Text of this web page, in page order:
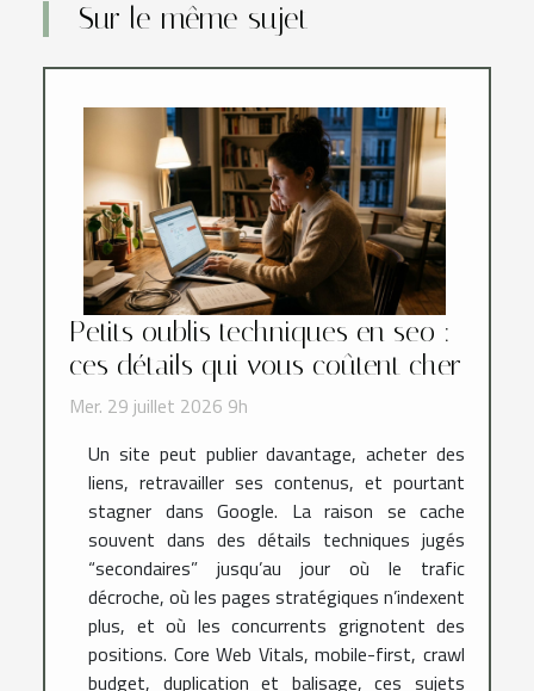
Sur le même sujet
Petits oublis techniques en seo :
ces détails qui vous coûtent cher
Mer. 29 juillet 2026 9h
Un site peut publier davantage, acheter des
liens, retravailler ses contenus, et pourtant
stagner dans Google. La raison se cache
souvent dans des détails techniques jugés
“secondaires” jusqu’au jour où le trafic
décroche, où les pages stratégiques n’indexent
plus, et où les concurrents grignotent des
positions. Core Web Vitals, mobile-first, crawl
budget, duplication et balisage, ces sujets